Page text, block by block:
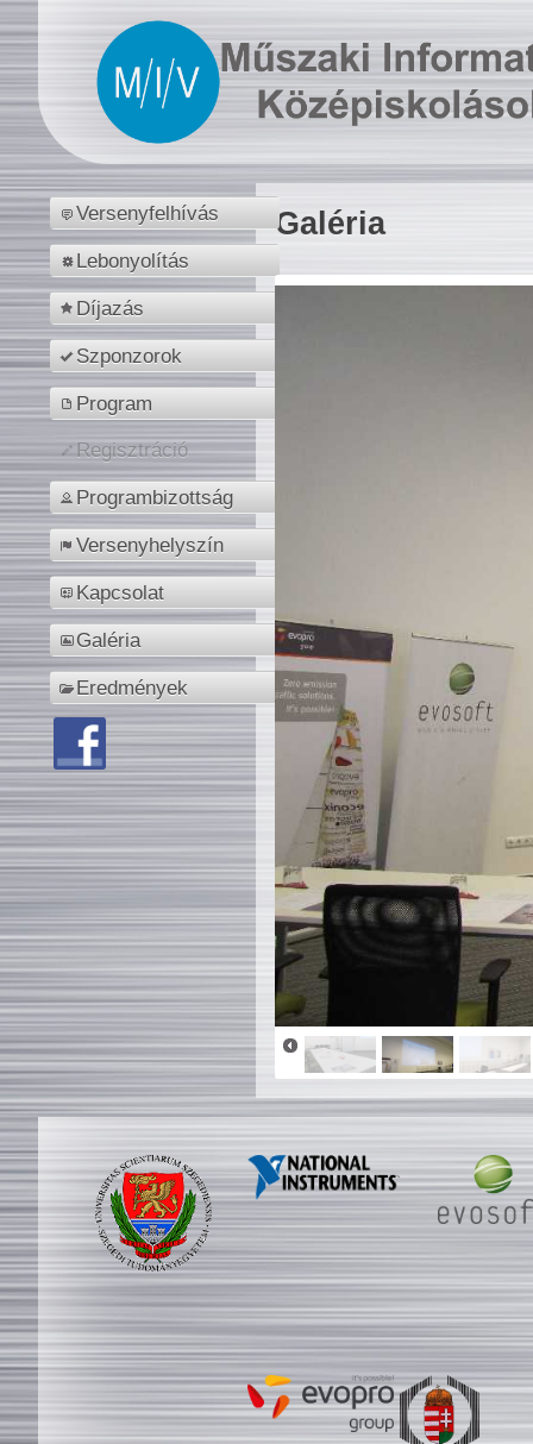
Versenyfelhívás
Lebonyolítás
Díjazás
Szponzorok
Program
Regisztráció
Programbizottság
Versenyhelyszín
Kapcsolat
Galéria
Eredmények
Galéria